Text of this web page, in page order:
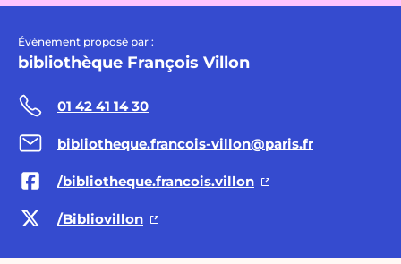
Évènement proposé par :
bibliothèque François Villon
01 42 41 14 30
bibliotheque.francois-villon@paris.fr
/bibliotheque.francois.villon
/Bibliovillon